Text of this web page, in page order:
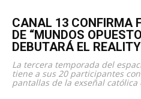
CANAL 13 CONFIRMA
DE “MUNDOS
DEBUTARÁ EL REALITY
La tercera temporada del
tiene a sus 20 participantes
pantallas de la exseñal